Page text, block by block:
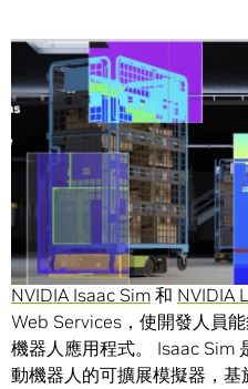
Share
在雲端開發更智慧的機器人
NVIDIA Isaac Sim 和 NVIDIA
Web Services，使開發人員
機器人應用程式。 Isaac Sim
動機器人的可擴展模擬器，基